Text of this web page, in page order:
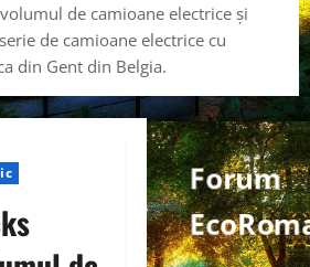
de camioane electrice și
de camioane electrice cu
din Gent din Belgia.
Forum